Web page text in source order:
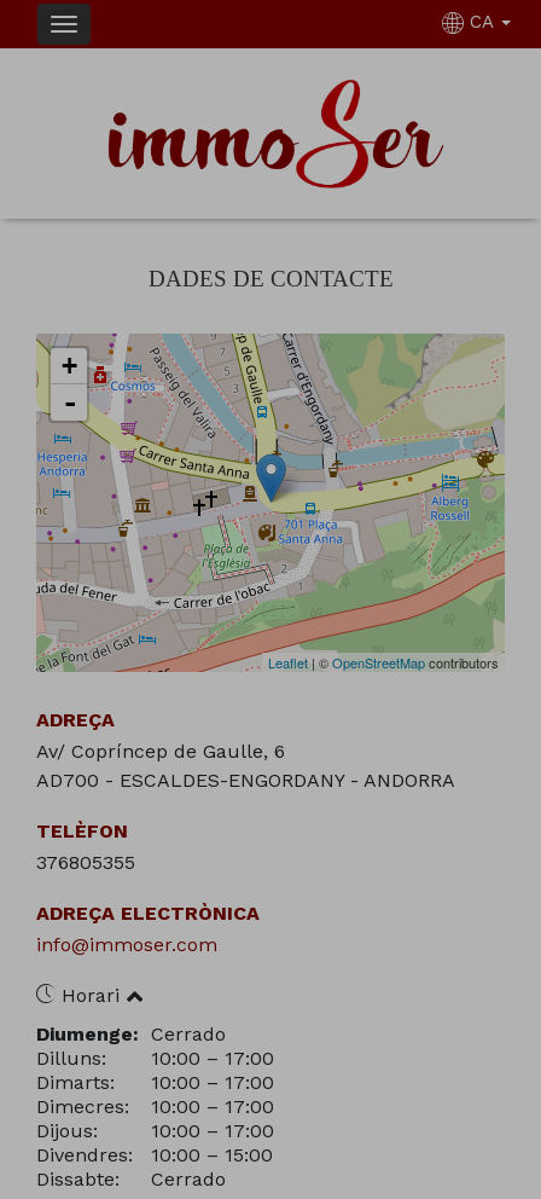
CA
DADES DE CONTACTE
+
-
Leaflet | ©OpenStreetMapcontributors
ADREÇA
Av/ Copríncep de Gaulle, 6
AD700 - ESCALDES-ENGORDANY - ANDORRA
TELÈFON
376805355
ADREÇA ELECTRÒNICA
info@immoser.com
Horari
Diumenge: Cerrado
Dilluns:
10:00 – 17:00
Dimarts:
10:00 – 17:00
Dimecres:
10:00 – 17:00
Dijous:
10:00 – 17:00
Divendres:
10:00 – 15:00
Dissabte:
Cerrado